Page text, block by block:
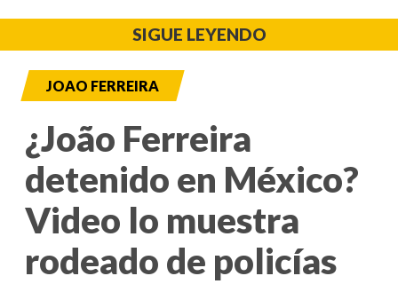
SIGUE LEYENDO
JOAO FERREIRA
¿João Ferreira
detenido en México?
Video lo muestra
rodeado de policías